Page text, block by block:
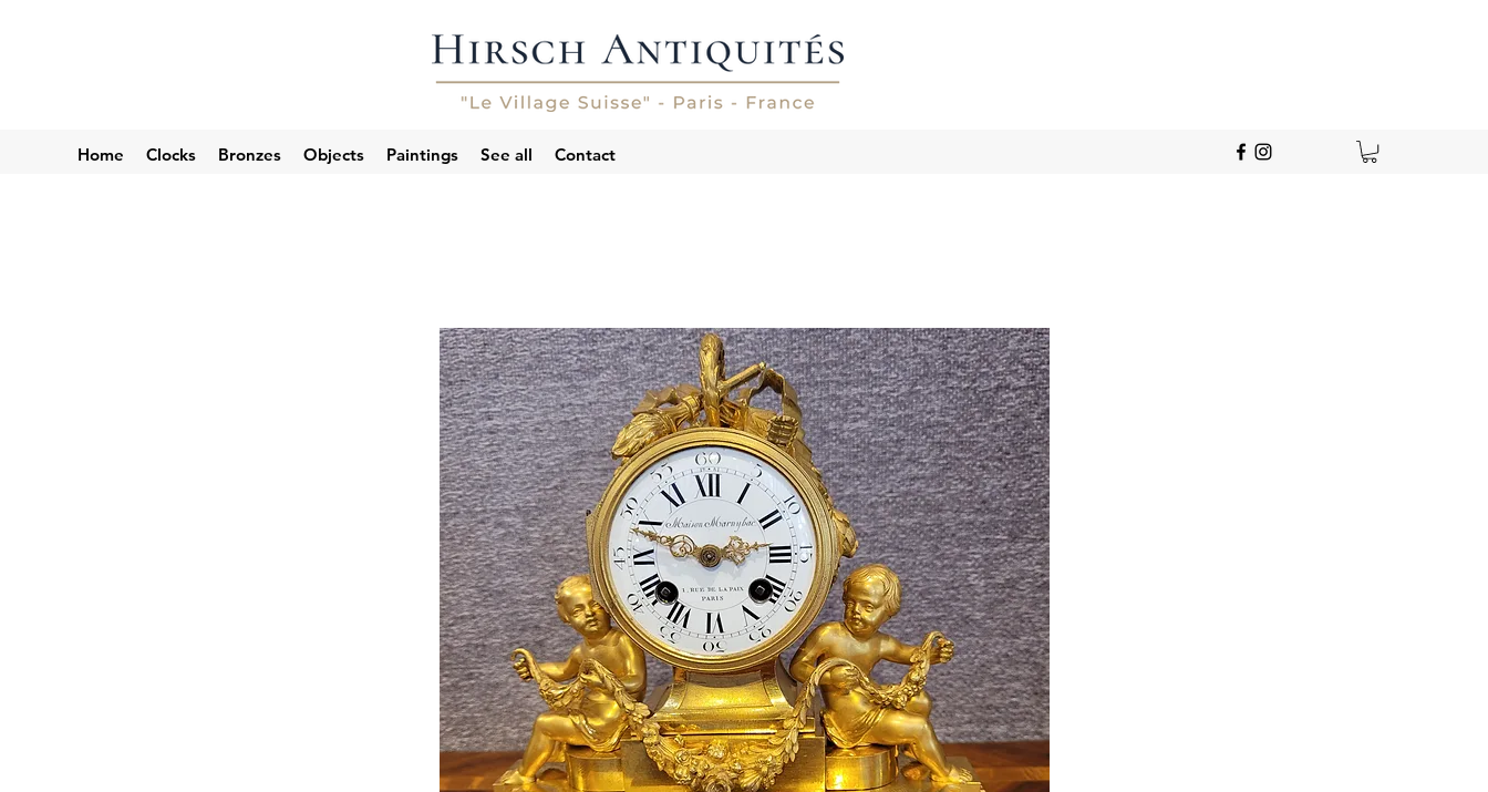
Home Clocks Bronzes Objects Paintings See all Contact